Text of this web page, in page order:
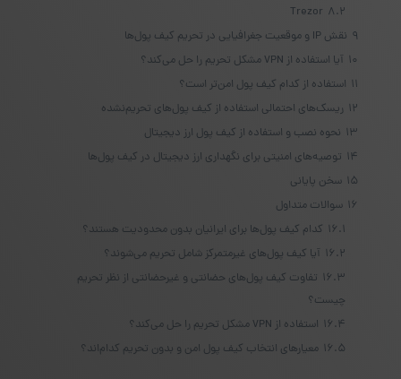
8.2
Trezor
9 نقش IP و موقعیت جغرافیایی در تحریم کیف پول‌ها
10 آیا استفاده از VPN مشکل تحریم را حل می‌کند؟
11 استفاده از کدام کیف پول امن‌تر است؟
12 ریسک‌های احتمالی استفاده از کیف پول‌های تحریم‌نشده
13 نحوه نصب و استفاده از کیف پول ارز دیجیتال
14 توصیه‌های امنیتی برای نگهداری ارز دیجیتال در کیف پول‌ها
15 سخن پایانی
16 سوالات متداول
16.1 کدام کیف پول‌ها برای ایرانیان بدون محدودیت هستند؟
16.2 آیا کیف پول‌های غیرمتمرکز شامل تحریم می‌شوند؟
16.3 تفاوت کیف پول‌های حضانتی و غیرحضانتی از نظر تحریم
چیست؟
16.4 استفاده از VPN مشکل تحریم را حل می‌کند؟
16.5 معیارهای انتخاب کیف پول امن و بدون تحریم کدام‌اند؟